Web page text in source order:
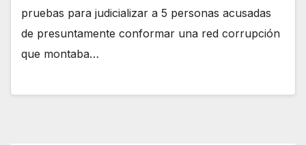
pruebas para judicializar a 5 personas acusadas
de presuntamente conformar una red corrupción
que montaba…